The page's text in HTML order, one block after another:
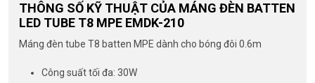
THÔNG SỐ KỸ THUẬT CỦA MÁNG ĐÈN BATTEN
LED TUBE T8 MPE EMDK-210
Máng đèn tube T8 batten MPE dành cho bóng đôi 0.6m
Công suất tối đa: 30W